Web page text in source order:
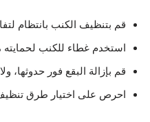
قم بتنظيف الكنب بانتظام
استخدم غطاء للكنب لحمايته
قم بإزالة البقع فور حدوثها،
احرص على اختيار طرق